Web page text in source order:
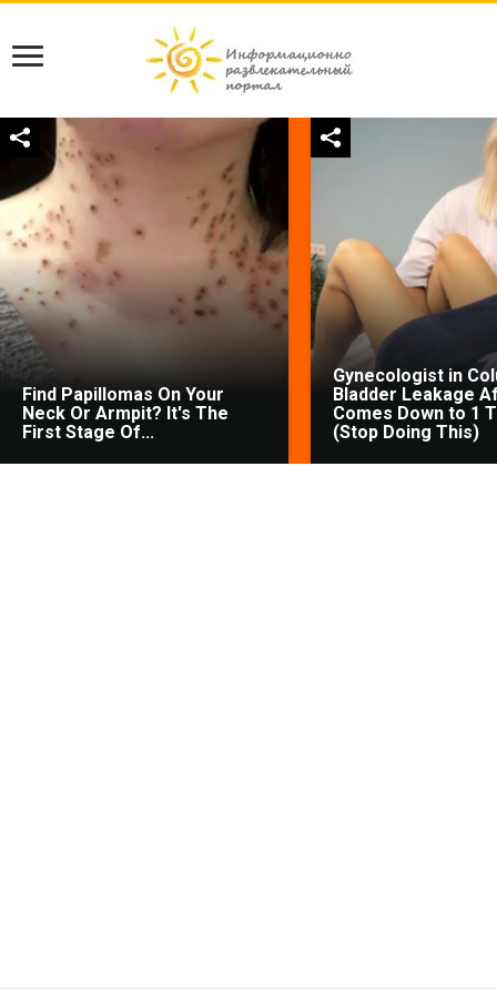
Find Papillomas On Your
Neck Or Armpit? It's The
First Stage Of...
Gynecologist in
Bladder Leakage
Comes Down to 1
(Stop Doing This)